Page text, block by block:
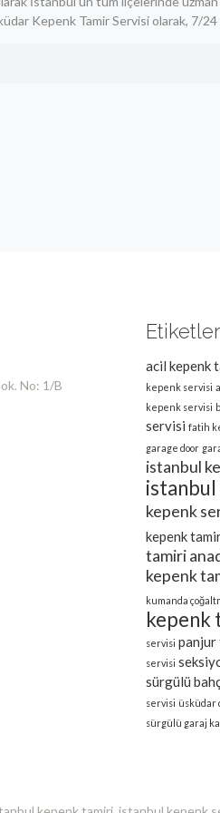
Kepenk Tamir Servisi olarak, 7/24
No: 1/B
Etiketler
acil kepenk
kepenk servisi
kepenk servisi
servisi fatih
garage door
istanbul
kepenk
kepenk
tamiri
kepenk
kumanda
kepenk
servisi panjur
servisi
sürgülü
servisi üsküdar
sürgülü garaj